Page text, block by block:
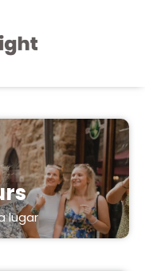
lugar